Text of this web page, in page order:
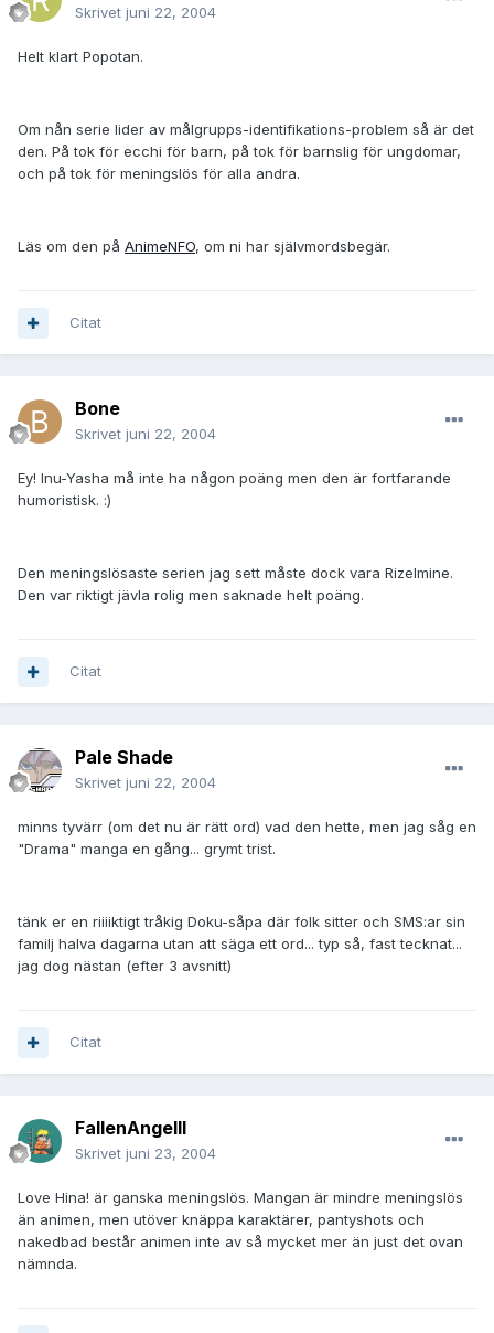
Skrivet juni 22, 2004
Helt klart Popotan.
Om nån serie lider av målgrupps-identifikations-problem så är det
den. På tok för ecchi för barn, på tok för barnslig för ungdomar,
och på tok för meningslös för alla andra.
Läs om den på AnimeNFO, om ni har självmordsbegär.
Citat
Bone
Skrivet juni 22, 2004
Ey! Inu-Yasha må inte ha någon poäng men den är fortfarande
humoristisk. :)
Den meningslösaste serien jag sett måste dock vara Rizelmine.
Den var riktigt jävla rolig men saknade helt poäng.
Citat
Pale Shade
Skrivet juni 22, 2004
minns tyvärr (om det nu är rätt ord) vad den hette, men jag såg en
"Drama" manga en gång... grymt trist.
tänk er en riiiiktigt tråkig Doku-såpa där folk sitter och SMS:ar sin
familj halva dagarna utan att säga ett ord... typ så, fast tecknat...
jag dog nästan (efter 3 avsnitt)
Citat
FallenAngelII
Skrivet juni 23, 2004
Love Hina! är ganska meningslös. Mangan är mindre meningslös
än animen, men utöver knäppa karaktärer, pantyshots och
nakedbad består animen inte av så mycket mer än just det ovan
nämnda.